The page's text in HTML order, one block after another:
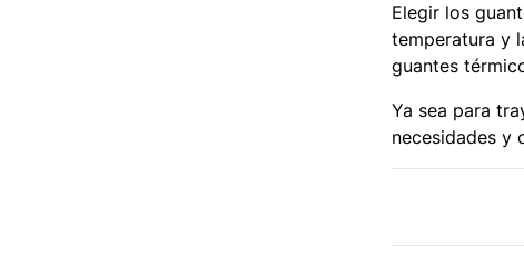
Elegir los
temperatura y
guantes
Ya sea para
necesidades y